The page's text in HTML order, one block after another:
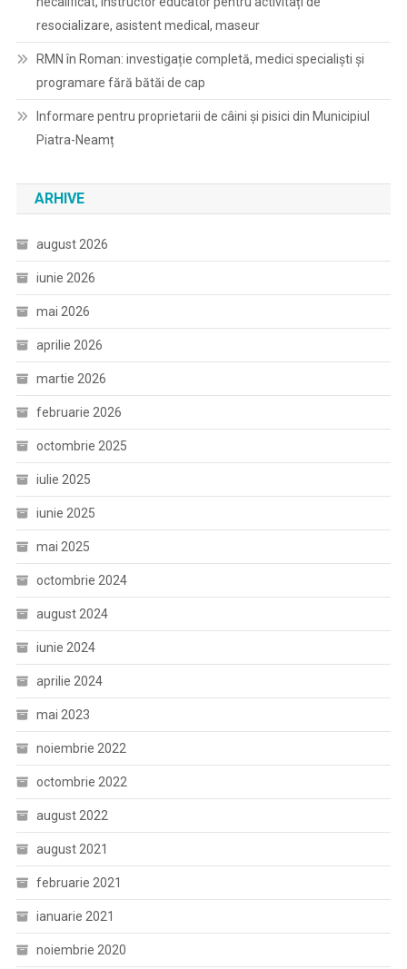
resocializare, asistent medical, maseur
RMN în Roman: investigație completă, medici specialiști și
programare fără bătăi de cap
Informare pentru proprietarii de câini și pisici din Municipiul
Piatra-Neamț
ARHIVE
august 2026
iunie 2026
mai 2026
aprilie 2026
martie 2026
februarie 2026
octombrie 2025
iulie 2025
iunie 2025
mai 2025
octombrie 2024
august 2024
iunie 2024
aprilie 2024
mai 2023
noiembrie 2022
octombrie 2022
august 2022
august 2021
februarie 2021
ianuarie 2021
noiembrie 2020